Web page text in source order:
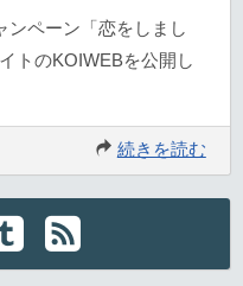
ンペーン「恋をしまし
トのKOIWEBを公開し
続きを読む